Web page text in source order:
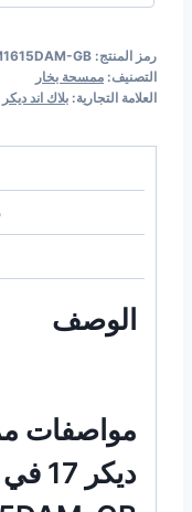
رمز المنتج: GB
التصنيف: ممسحة بخار
العلامة التجارية: بلاك اند ديكر
الوصف
مواصفات